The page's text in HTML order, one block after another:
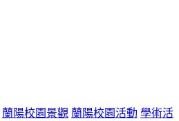
蘭陽校園景觀 蘭陽校園活動 學術活